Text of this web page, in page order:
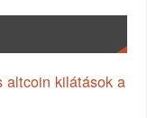
altcoin kilátások a